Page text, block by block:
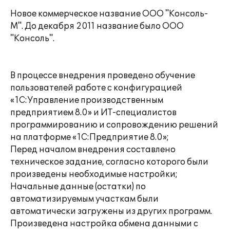
Новое коммерческое название ООО "Консоль-
М". До декабря 2011 название было ООО
"Консоль".
В процессе внедрения проведено обучение
пользователей работе с конфигурацией
«1С:Управление производственным
предприятием 8.0» и ИТ-специалистов
программированию и сопровождению решений
на платформе «1С:Предприятие 8.0»;
Перед началом внедрения составлено
техническое задание, согласно которого были
произведены необходимые настройки;
Начальные данные (остатки) по
автоматизируемым участкам были
автоматически загружены из других программ.
Произведена настройка обмена данными c